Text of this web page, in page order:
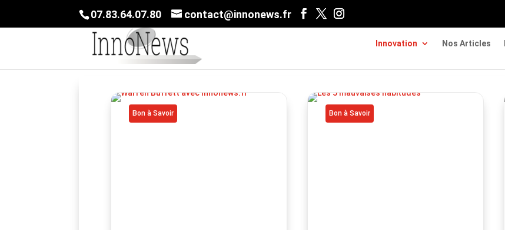
07.83.64.07.80 contact@innonews.fr
Innovation Nos Articles
Bon à Savoir Bon à Savoir